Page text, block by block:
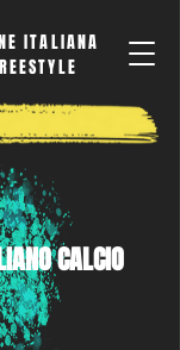
ITALIANA
CALCIO